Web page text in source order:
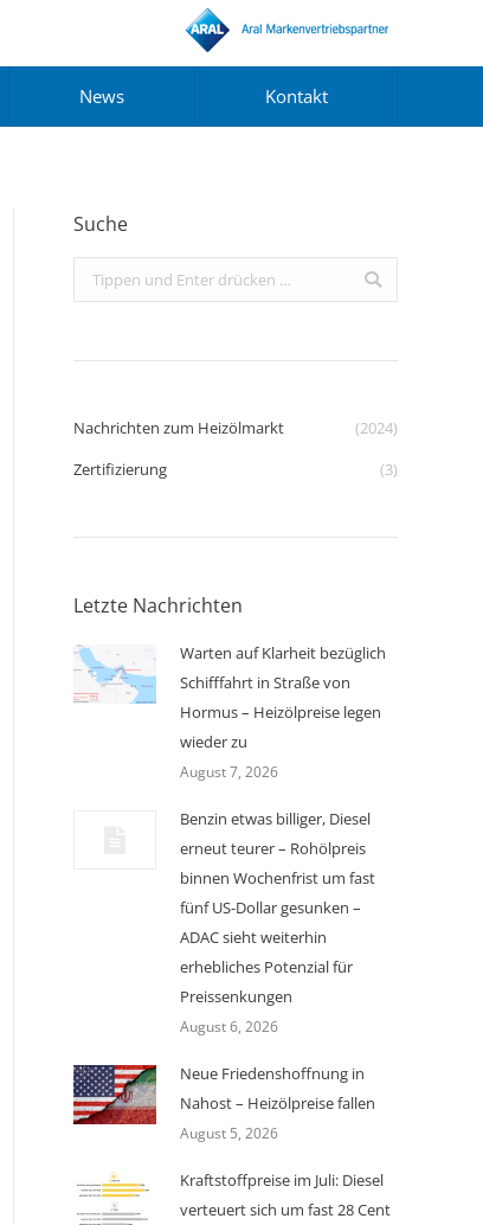
News Kontakt
Suche
Search:
Nachrichten zum Heizölmarkt
(2024)
Zertifizierung
(3)
Letzte Nachrichten
Warten auf Klarheit bezüglich
Schifffahrt in Straße von
Hormus – Heizölpreise legen
wieder zu
August 7, 2026
Benzin etwas billiger, Diesel
erneut teurer – Rohölpreis
binnen Wochenfrist um fast
fünf US-Dollar gesunken –
ADAC sieht weiterhin
erhebliches Potenzial für
Preissenkungen
August 6, 2026
Neue Friedenshoffnung in
Nahost – Heizölpreise fallen
August 5, 2026
Kraftstoffpreise im Juli: Diesel
verteuert sich um fast 28 Cent